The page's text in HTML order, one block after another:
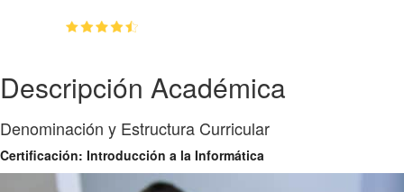
Descripción Académica
Denominación y Estructura Curricular
Certificación: Introducción a la Informática